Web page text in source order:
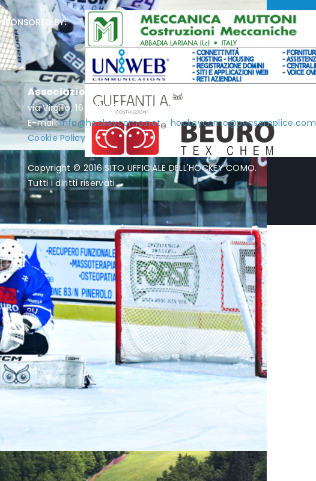
sponsored by:
Associazione Hockey Como
via Virgilio, 16 - 22100 Como - P.I. / C.F. 01951990132
E-mail:info@hockeycomo.net-hockeycomo@pecsemplice.com
Cookie Policy
Copyright © 2016 SITO UFFICIALE DELL'HOCKEY COMO.
Tutti i diritti riservati.